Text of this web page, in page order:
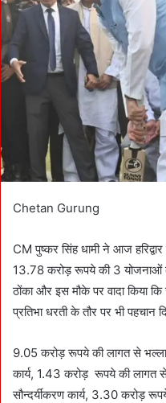
n
m
a
i
Chetan Gurung
CM पुष्कर सिंह धामी ने आज
13.78 करोड़ रूपये की 3 योजनाओं
ठोंका और इस मौके पर वादा किया
प्रतिभा धरती के तौर पर भी पहचान
9.05 करोड़ रूपये की लागत से
कार्य, 1.43 करोड़ रूपये की लागत
सौन्दर्यीकरण कार्य, 3.30 करोड़